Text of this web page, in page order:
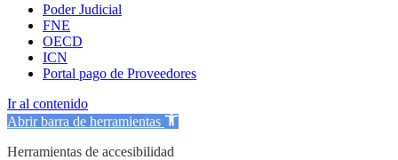
Poder Judicial
FNE
OECD
ICN
Portal pago de Proveedores
Ir al contenido
Abrir barra de herramientas
Herramientas de accesibilidad